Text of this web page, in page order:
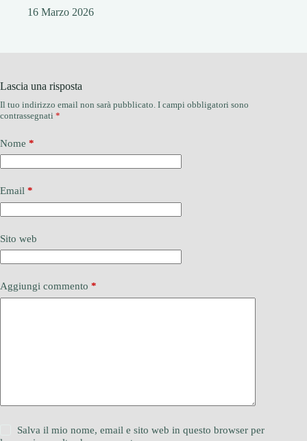
16 Marzo 2026
Lascia una risposta
Il tuo indirizzo email non sarà pubblicato. I campi obbligatori sono
contrassegnati *
Nome *
Email *
Sito web
Aggiungi commento *
Salva il mio nome, email e sito web in questo browser per